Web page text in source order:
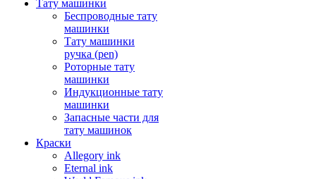
Тату машинки
Беспроводные тату
машинки
Тату машинки
ручка (pen)
Роторные тату
машинки
Индукционные тату
машинки
Запасные части для
тату машинок
Краски
Allegory ink
Eternal ink